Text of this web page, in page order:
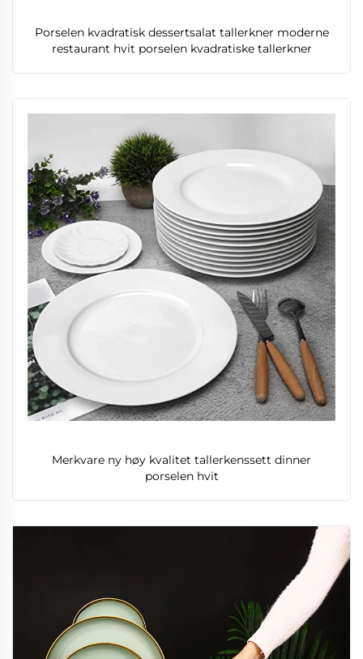
Porselen kvadratisk dessertsalat tallerkner moderne
restaurant hvit porselen kvadratiske tallerkner
Merkvare ny høy kvalitet tallerkenssett dinner
porselen hvit